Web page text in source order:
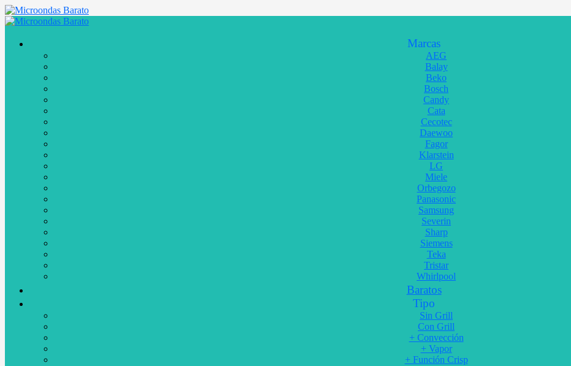
Marcas
AEG
Balay
Beko
Bosch
Candy
Cata
Cecotec
Daewoo
Fagor
Klarstein
LG
Miele
Orbegozo
Panasonic
Samsung
Severin
Sharp
Siemens
Teka
Tristar
Whirlpool
Baratos
Tipo
Sin Grill
Con Grill
+ Convección
+ Vapor
+ Función Crisp